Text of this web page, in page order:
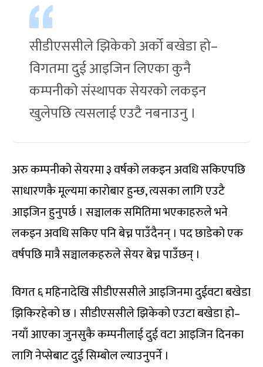
सीडीएससीले झिकेको अर्को बखेडा हो–
विगतमा दुई आइजिन लिएका कुनै
कम्पनीको संस्थापक सेयरको लकइन
खुलेपछि त्यसलाई एउटै नबनाउनु ।
अरु कम्पनीको सेयरमा ३ वर्षको लकइन अवधि सकिएपछि
साधारणकै मूल्यमा कारोबार हुन्छ, त्यसका लागि एउटै
आइजिन हुनुपर्छ । सञ्चालक समितिमा भएकाहरुले भने
लकइन अवधि सकिए पनि बेच्न पाउँदैनन् । पद छाडेको एक
वर्षपछि मात्रै सञ्चालकहरुले सेयर बेच्न पाउँछन् ।
विगत ६ महिनादेखि सीडीएससीले आइजिनमा दुईवटा बखेडा
झिकिरहेको छ । सीडीएससीले झिकेको एउटा बखेडा हो–
नयाँ आएका जुनसुकै कम्पनीलाई दुई वटा आइजिन दिनका
लागि नेप्सेबाट दुई सिम्बोल ल्याउनुपर्ने ।